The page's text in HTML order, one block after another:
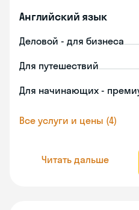
Английский язык
Деловой - для бизнеса
Для путешествий
Для начинающих -
Все услуги и цены (4)
Читать дальше